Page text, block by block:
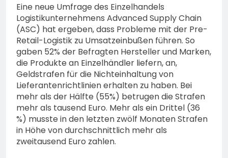
Eine neue Umfrage des Einzelhandels
Logistikunternehmens Advanced Supply Chain
(ASC) hat ergeben, dass Probleme mit der Pre-
Retail-Logistik zu Umsatzeinbußen führen. So
gaben 52% der Befragten Hersteller und Marken,
die Produkte an Einzelhändler liefern, an,
Geldstrafen für die Nichteinhaltung von
Lieferantenrichtlinien erhalten zu haben. Bei
mehr als der Hälfte (55%) betrugen die Strafen
mehr als tausend Euro. Mehr als ein Drittel (36
%) musste in den letzten zwölf Monaten Strafen
in Höhe von durchschnittlich mehr als
zweitausend Euro zahlen.